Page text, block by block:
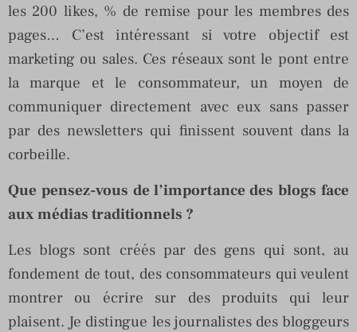
les 200 likes, % de remise pour les membres des
pages… C’est intéressant si votre objectif est
marketing ou sales. Ces réseaux sont le pont entre
la marque et le consommateur, un moyen de
communiquer directement avec eux sans passer
par des newsletters qui finissent souvent dans la
corbeille.
Que pensez-vous de l’importance des blogs face
aux médias traditionnels ?
Les blogs sont créés par des gens qui sont, au
fondement de tout, des consommateurs qui veulent
montrer ou écrire sur des produits qui leur
plaisent. Je distingue les journalistes des bloggeurs